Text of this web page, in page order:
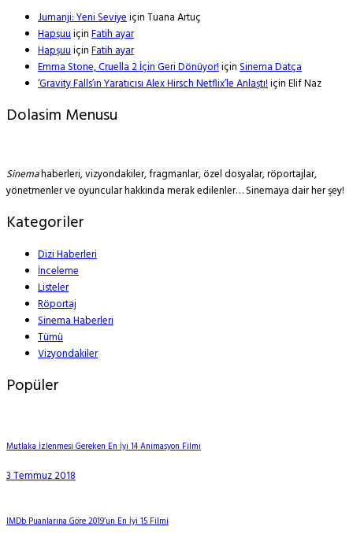
Jumanji: Yeni SeviyeiçinTuana Artuç
HapşuuiçinFatih ayar
HapşuuiçinFatih ayar
Emma Stone, Cruella 2 İçin Geri Dönüyor!içinSinema Datça
‘Gravity Falls’ın Yaratıcısı Alex Hirsch Netflix’le Anlaştı!içinElif Naz
Dolasim Menusu
Sinemahaberleri, vizyondakiler, fragmanlar, özel dosyalar, röportajlar,
yönetmenler ve oyuncular hakkında merak edilenler… Sinemaya dair her şey!
Kategoriler
Dizi Haberleri
İnceleme
Listeler
Röportaj
Sinema Haberleri
Tümü
Vizyondakiler
Popüler
Mutlaka İzlenmesi Gereken En İyi 14 Animasyon Filmi
3 Temmuz 2018
IMDb Puanlarına Göre 2019’un En İyi 15 Filmi